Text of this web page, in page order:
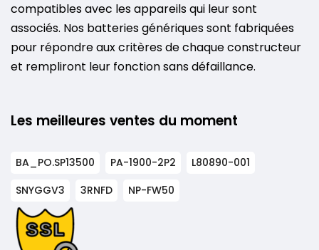
compatibles avec les appareils qui leur sont
associés. Nos batteries génériques sont fabriquées
pour répondre aux critères de chaque constructeur
et rempliront leur fonction sans défaillance.
Les meilleures ventes du moment
BA_PO.SP13500 PA-1900-2P2
L80890-001
SNYGGV3
3RNFD NP-FW50